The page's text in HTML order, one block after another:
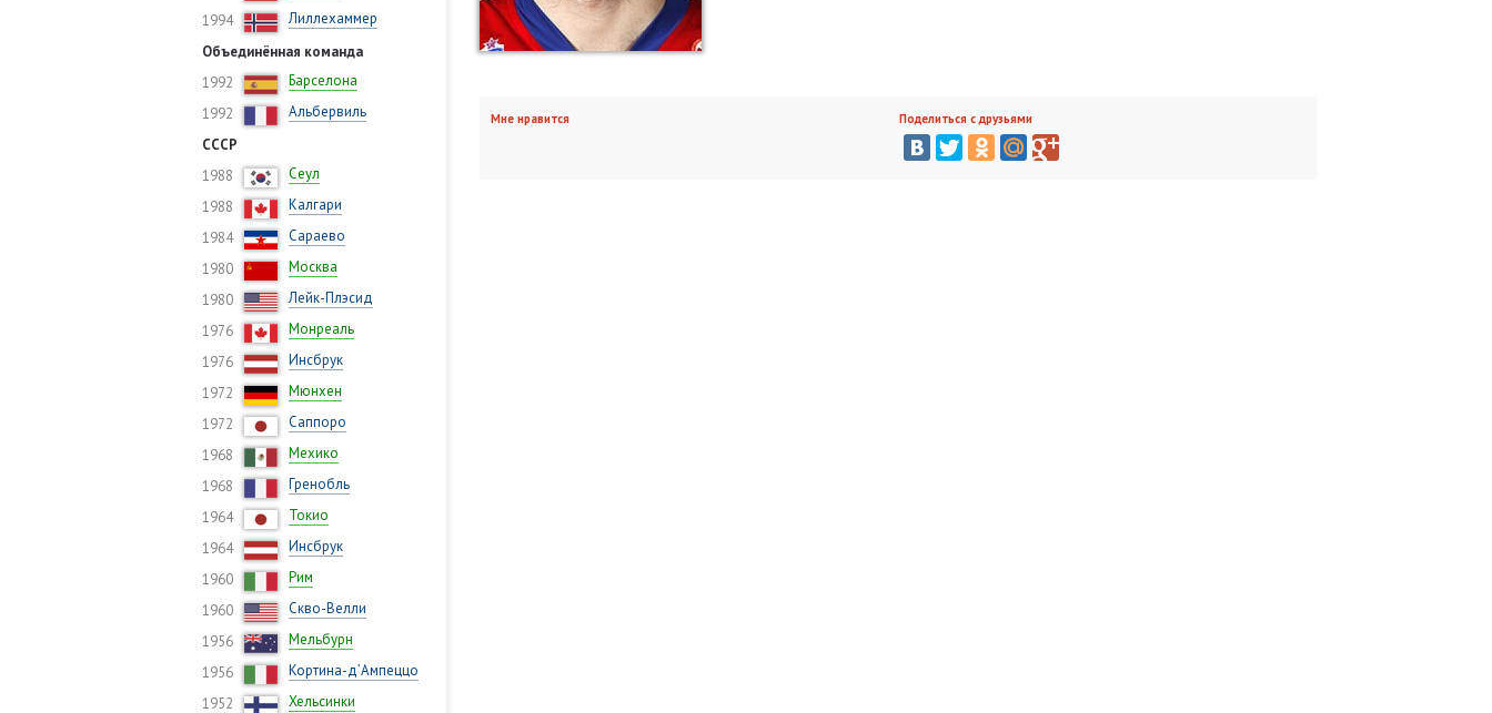
1994
Лиллехаммер
Объединённая команда
1992
Барселона
1992
Альбервиль
СССР
1988
Сеул
1988
Калгари
1984
Сараево
1980
Москва
1980
Лейк-Плэсид
1976
Монреаль
1976
Инсбрук
1972
Мюнхен
1972
Саппоро
1968
Мехико
1968
Гренобль
1964
Токио
1964
Инсбрук
1960
Рим
1960
Скво-Велли
1956
Мельбурн
1956
Кортина-д’Ампеццо
1952
Хельсинки
Мне нравится Поделиться с друзьями